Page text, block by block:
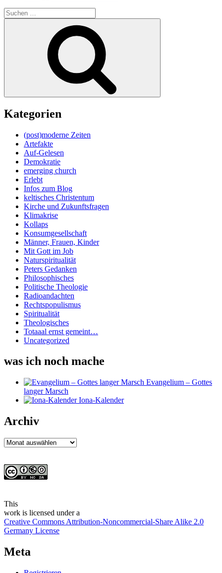
Suche
nach:
Kategorien
(post)moderne Zeiten
Artefakte
Auf-Gelesen
Demokratie
emerging church
Erlebt
Infos zum Blog
keltisches Christentum
Kirche und Zukunftsfragen
Klimakrise
Kollaps
Konsumgesellschaft
Männer, Frauen, Kinder
Mit Gott im Job
Naturspiritualität
Peters Gedanken
Philosophisches
Politische Theologie
Radioandachten
Rechtspopulismus
Spiritualität
Theologisches
Totaaal ernst gemeint…
Uncategorized
was ich noch mache
Evangelium – Gottes
langer Marsch
Iona-Kalender
Archiv
Archiv
This
work is licensed under a
Creative Commons Attribution-Noncommercial-Share Alike 2.0
Germany License
Meta